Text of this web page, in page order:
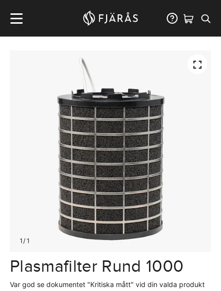
1/1
Plasmafilter Rund 1000
Var god se dokumentet "Kritiska mått" vid din valda produkt